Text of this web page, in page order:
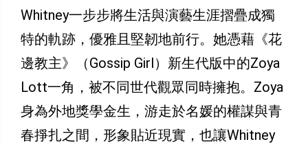
Whitney一步步將生活與演藝生涯摺疊成獨
特的軌跡，優雅且堅韌地前行。她憑藉《花
邊教主》（Gossip Girl）新生代版中的Zoya
Lott一角，被不同世代觀眾同時擁抱。Zoya
身為外地獎學金生，游走於名媛的權謀與青
春掙扎之間，形象貼近現實，也讓Whitney